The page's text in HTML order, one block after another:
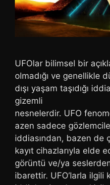
UFOlar bilimsel bir
olmadığı ve genellikle
dışı yaşam taşıdığı
gizemli
nesnelerdir. UFO
azen sadece
iddiasından, bazen de
kayıt cihazlarıyla elde
görüntü ve/ya
ibarettir. UFO’larla ilgili